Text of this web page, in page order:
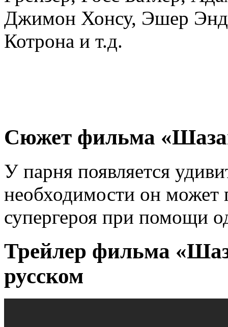
Джимон Хонсу, Эшер
Котрона и т.д.
Сюжет фильма
У парня появляется
необходимости он может
супергероя при помощи
Трейлер фильма
русском